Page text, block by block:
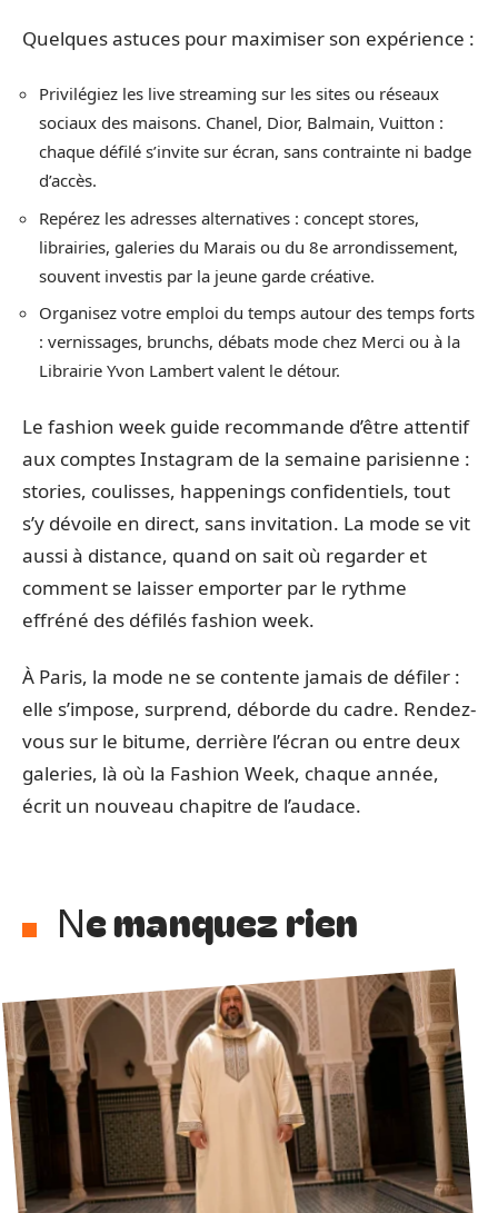
Quelques astuces pour maximiser son expérience :
Privilégiez les live streaming sur les sites ou réseaux
sociaux des maisons. Chanel, Dior, Balmain, Vuitton :
chaque défilé s’invite sur écran, sans contrainte ni badge
d’accès.
Repérez les adresses alternatives : concept stores,
librairies, galeries du Marais ou du 8e arrondissement,
souvent investis par la jeune garde créative.
Organisez votre emploi du temps autour des temps forts
: vernissages, brunchs, débats mode chez Merci ou à la
Librairie Yvon Lambert valent le détour.
Le fashion week guide recommande d’être attentif
aux comptes Instagram de la semaine parisienne :
stories, coulisses, happenings confidentiels, tout
s’y dévoile en direct, sans invitation. La mode se vit
aussi à distance, quand on sait où regarder et
comment se laisser emporter par le rythme
effréné des défilés fashion week.
À Paris, la mode ne se contente jamais de défiler :
elle s’impose, surprend, déborde du cadre. Rendez-
vous sur le bitume, derrière l’écran ou entre deux
galeries, là où la Fashion Week, chaque année,
écrit un nouveau chapitre de l’audace.
Ne manquez rien